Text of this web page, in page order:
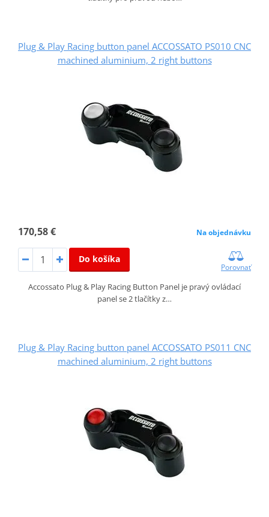
Plug & Play Racing button panel ACCOSSATO PS010 CNC
machined aluminium, 2 right buttons
170,58 € Na objednávku
Do košíka
Porovnať
Accossato Plug & Play Racing Button Panel je pravý ovládací
panel se 2 tlačítky z…
Plug & Play Racing button panel ACCOSSATO PS011 CNC
machined aluminium, 2 right buttons